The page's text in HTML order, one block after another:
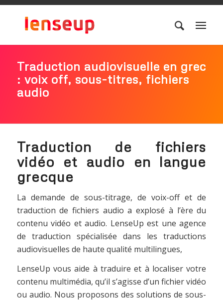
Traduction audiovisuelle en grec
: voix off, sous-titres, fichiers
audio
Traduction de fichiers
vidéo et audio en langue
grecque
La demande de sous-titrage, de voix-off et de
traduction de fichiers audio a explosé à l’ère du
contenu vidéo et audio. LenseUp est une agence
de traduction spécialisée dans les traductions
audiovisuelles de haute qualité multilingues,
LenseUp vous aide à traduire et à localiser votre
contenu multimédia, qu’il s’agisse d’un fichier vidéo
ou audio. Nous proposons des solutions de sous-